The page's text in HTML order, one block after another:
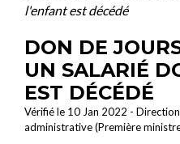
l'enfant est décédé
DON DE
UN SALARIÉ
EST DÉCÉDÉ
Vérifié le 10 Jan 2022 -
administrative (Première